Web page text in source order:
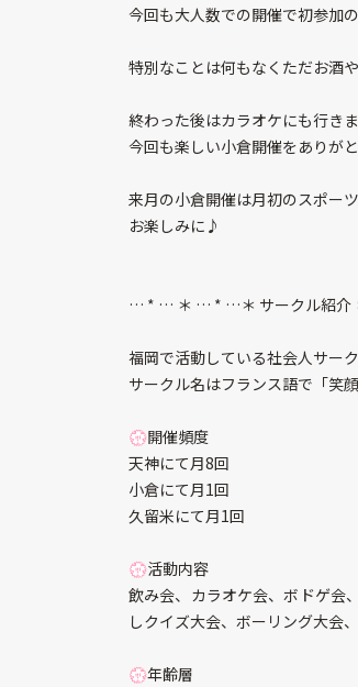
今回も大人数での開催で初参加
特別なことは何もなくただお酒
終わった後はカラオケにも行き
今回も楽しい小倉開催をありが
来月の小倉開催は月初のスポー
お楽しみに♪
… * … ＊ … * …＊ サークル紹
福岡で活動している社会人サー
サークル名はフランス語で「笑
💮開催頻度
天神にて月8回
小倉にて月1回
久留米にて月1回
💮活動内容
飲み会、カラオケ会、ボドゲ会
しクイズ大会、ボーリング大会
💮年齢層